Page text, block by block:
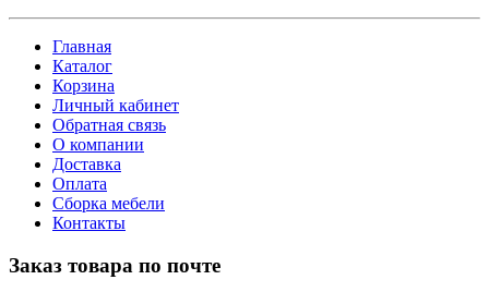
Главная
Каталог
Корзина
Личный кабинет
Обратная связь
О компании
Доставка
Оплата
Сборка мебели
Контакты
Заказ товара по почте